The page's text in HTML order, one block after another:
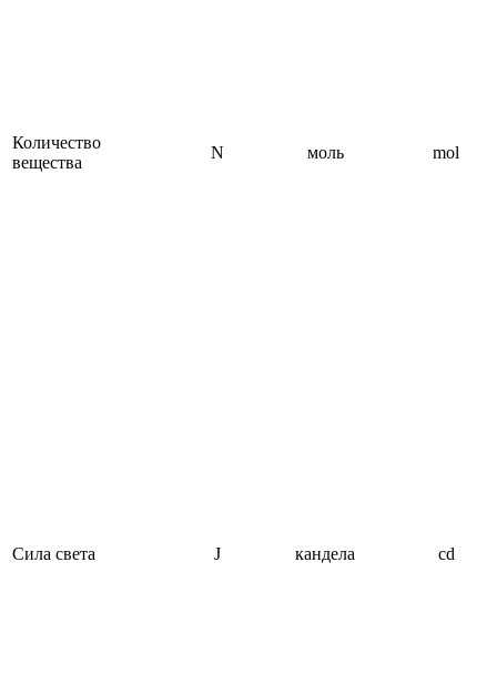
Количество
вещества
N моль mol
Сила света J кандела cd